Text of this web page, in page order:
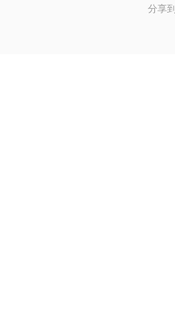
分享